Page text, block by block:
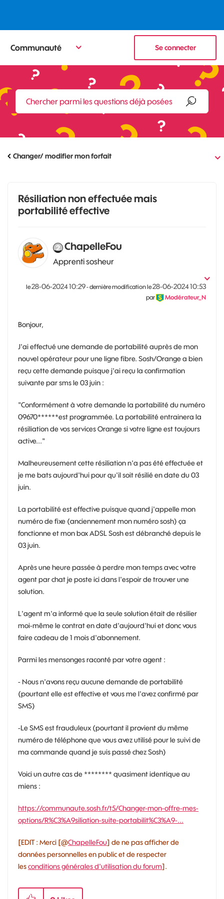
Communauté Se connecter
Changer/ modifier mon forfait
Résiliation non effectuée mais
portabilité effective
ChapelleFou
Apprenti sosheur
le‎28-06-202410:29- dernière modification le‎28-06-202410:53
par Modérateur_N
Bonjour,
J'ai effectué une demande de portabilité auprès de mon
nouvel opérateur pour une ligne fibre. Sosh/Orange a bien
reçu cette demande puisque j'ai reçu la confirmation
suivante par sms le 03 juin :
"Conformément à votre demande la portabilité du numéro
09670******est programmée. La portabilité entrainera la
résiliation de vos services Orange si votre ligne est toujours
active..."
Malheureusement cette résiliation n'a pas été effectuée et
je me bats aujourd'hui pour qu'il soit résilié en date du 03
juin.
La portabilité est effective puisque quand j'appelle mon
numéro de fixe (anciennement mon numéro sosh) ça
fonctionne et mon box ADSL Sosh est débranché depuis le
03 juin.
Après une heure passée à perdre mon temps avec votre
agent par chat je poste ici dans l'espoir de trouver une
solution.
L'agent m'a informé que la seule solution était de résilier
moi-même le contrat en date d'aujourd'hui et donc vous
faire cadeau de 1 mois d'abonnement.
Parmi les mensonges raconté par votre agent :
- Nous n'avons reçu aucune demande de portabilité
(pourtant elle est effective et vous me l'avez confirmé par
SMS)
-Le SMS est frauduleux (pourtant il provient du même
numéro de téléphone que vous avez utilisé pour le suivi de
ma commande quand je suis passé chez Sosh)
Voici un autre cas de ******** quasiment identique au
miens :
https://communaute.sosh.fr/t5/Changer-mon-offre-mes-
options/R%C3%A9siliation-suite-portabilit%C3%A9-...
[EDIT : Merci [@ChapelleFou] de ne pas afficher de
données personnelles en public et de respecter
lesconditions générales d'utilisation du forum].